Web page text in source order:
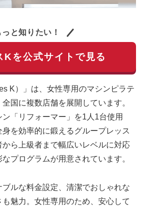
っと知りたい！
Kを公式サイトで見る
K）」は、女性専用のマシンピラテ
国に複数店舗を展開しています。
「リフォーマー」を1人1台使用
を効率的に鍛えるグループレッス
ら上級者まで幅広いレベルに対応
プログラムが用意されています。
ルな料金設定、清潔でおしゃれな
魅力。女性専用のため、安心して